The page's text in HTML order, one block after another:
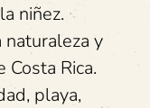
niñez.
naturaleza y
Rica.
playa,